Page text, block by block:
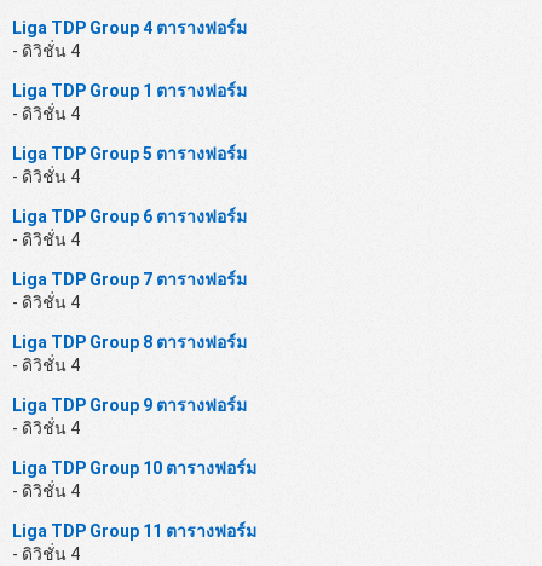
Liga TDP Group 4 ตารางฟอร์ม
- ดิวิชั่น 4
Liga TDP Group 1 ตารางฟอร์ม
- ดิวิชั่น 4
Liga TDP Group 5 ตารางฟอร์ม
- ดิวิชั่น 4
Liga TDP Group 6 ตารางฟอร์ม
- ดิวิชั่น 4
Liga TDP Group 7 ตารางฟอร์ม
- ดิวิชั่น 4
Liga TDP Group 8 ตารางฟอร์ม
- ดิวิชั่น 4
Liga TDP Group 9 ตารางฟอร์ม
- ดิวิชั่น 4
Liga TDP Group 10 ตารางฟอร์ม
- ดิวิชั่น 4
Liga TDP Group 11 ตารางฟอร์ม
- ดิวิชั่น 4